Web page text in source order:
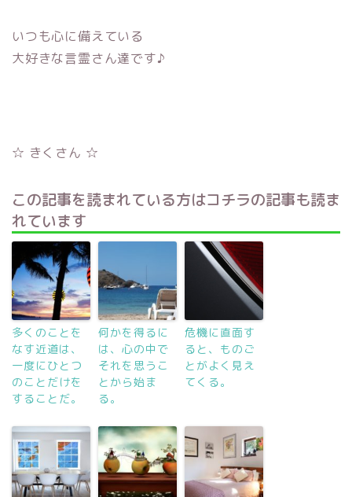
いつも心に備えている
大好きな言霊さん達です♪
☆ きくさん ☆
この記事を読まれている方はコチラの記事も読ま
れています
多くのことを
なす近道は、
一度にひとつ
のことだけを
することだ。
何かを得るに
は、心の中で
それを思うこ
とから始ま
る。
危機に直面す
ると、ものご
とがよく見え
てくる。